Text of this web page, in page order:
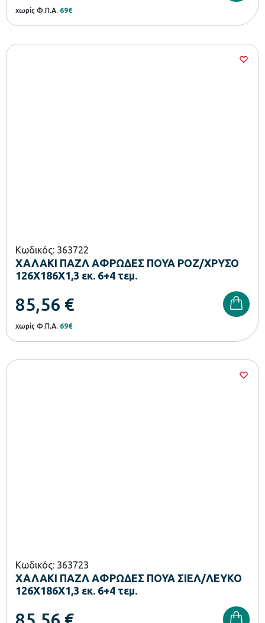
χωρίς Φ.Π.Α. 69€
Κωδικός: 363722
ΧΑΛΑΚΙ ΠΑΖΛ ΑΦΡΩΔΕΣ ΠΟΥΑ ΡΟΖ/ΧΡΥΣΟ
126Χ186Χ1,3 εκ. 6+4 τεμ.
85,56 €
χωρίς Φ.Π.Α. 69€
Κωδικός: 363723
ΧΑΛΑΚΙ ΠΑΖΛ ΑΦΡΩΔΕΣ ΠΟΥΑ ΣΙΕΛ/ΛΕΥΚΟ
126Χ186Χ1,3 εκ. 6+4 τεμ.